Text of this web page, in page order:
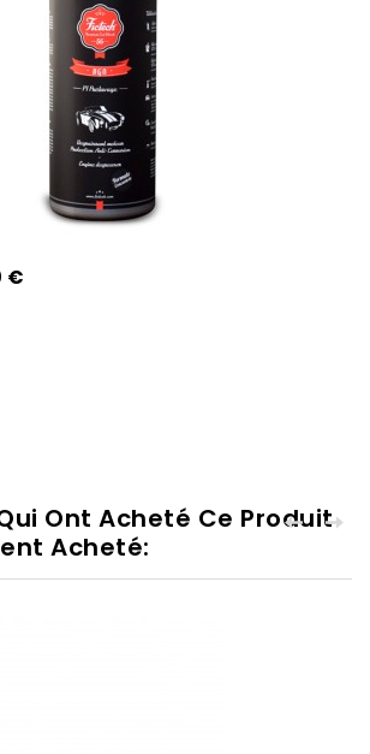
€
Ont Acheté Ce Produit
Acheté: